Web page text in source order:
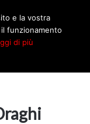
e la vostra
funzionamento
di più